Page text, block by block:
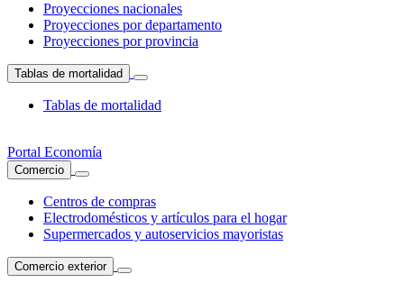
Proyecciones nacionales
Proyecciones por departamento
Proyecciones por provincia
Tablas de mortalidad
Tablas de mortalidad
Portal Economía
Comercio
Centros de compras
Electrodomésticos y artículos para el hogar
Supermercados y autoservicios mayoristas
Comercio exterior